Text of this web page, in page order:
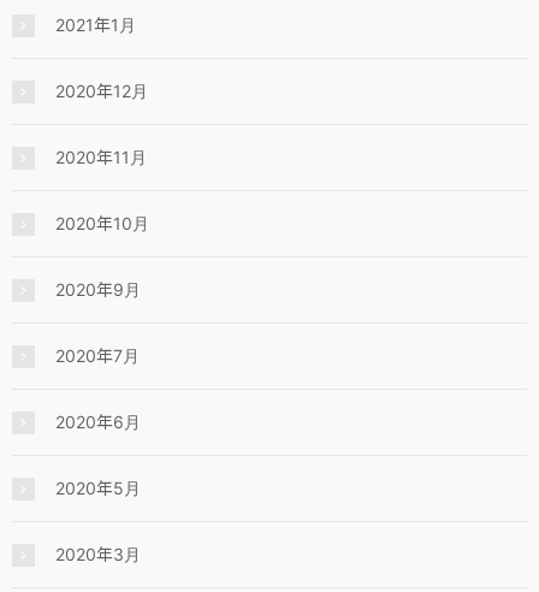
2021年1月
2020年12月
2020年11月
2020年10月
2020年9月
2020年7月
2020年6月
2020年5月
2020年3月